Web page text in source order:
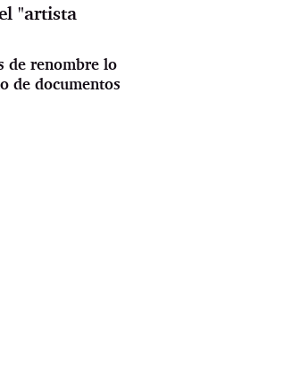
"artista
de renombre lo
de documentos